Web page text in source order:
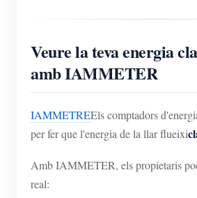
Veure la teva energia
amb IAMMETER
IAMMETREEls comptadors
per fer que l'energia de la llar flueixi
Amb IAMMETER, els propietaris
real: